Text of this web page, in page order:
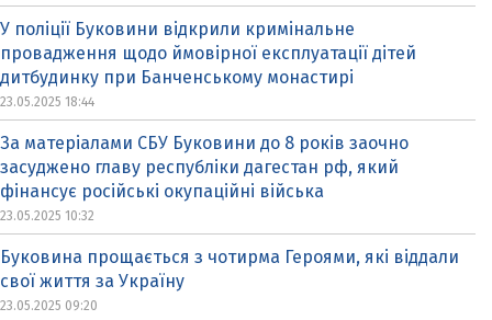
У поліції Буковини відкрили кримінальне
провадження щодо ймовірної експлуатації дітей
дитбудинку при Банченському монастирі
23.05.2025 18:44
За матеріалами СБУ Буковини до 8 років заочно
засуджено главу республіки дагестан рф, який
фінансує російські окупаційні війська
23.05.2025 10:32
Буковина прощається з чотирма Героями, які віддали
свої життя за Україну
23.05.2025 09:20